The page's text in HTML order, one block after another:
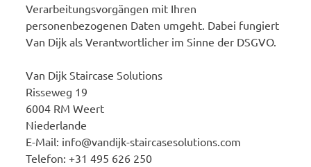
Verarbeitungsvorgängen mit Ihren
personenbezogenen Daten umgeht. Dabei fungiert
Van Dijk als Verantwortlicher im Sinne der DSGVO.
Van Dijk Staircase Solutions
Risseweg 19
6004 RM Weert
Niederlande
E-Mail: info@vandijk-staircasesolutions.com
Telefon: +31 495 626 250